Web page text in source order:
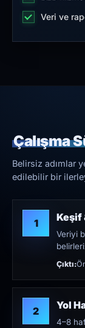
Veri ve
Çalışma
Belirsiz adımlar
edilebilir bir
1 Keşif
Veriyi
Çıktı:
2 Yol
4–8